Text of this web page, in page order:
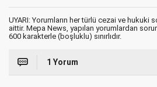
UYARI: Yorumların her türlü cezai ve hukuki
aittir. Mepa News, yapılan yorumlardan
600 karakterle (boşluklu) sınırlıdır.
1 Yorum